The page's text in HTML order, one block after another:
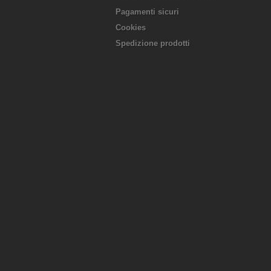
Pagamenti sicuri
Cookies
Spedizione prodotti